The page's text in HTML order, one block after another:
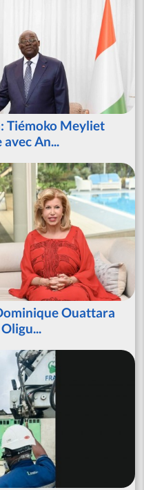
Tiémoko Meyliet
An...
Ouattara